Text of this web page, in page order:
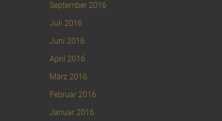
September 2016
Juli 2016
Juni 2016
April 2016
März 2016
Februar 2016
Januar 2016